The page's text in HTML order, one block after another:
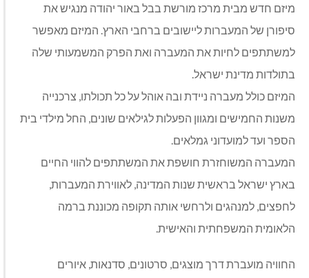
מיזם חדש מבית מרכז מורשת בבל באור יהודה מנגיש את
סיפורן של המעברות ליישובים ברחבי הארץ. המיזם מאפשר
למשתתפים לחיות את המעברה ואת הפרק המשמעותי שלה
בתולדות מדינת ישראל.
המיזם כולל מעברה ניידת ובה אוהל על כל תכולתו, צרכנייה
משנות החמישים ומגוון הפעלות לגילאים שונים, החל מילדי בית
הספר ועד למועדוני גמלאים.
המעברה המשוחזרת חושפת את המשתתפים להווי החיים
בארץ ישראל בראשית שנות המדינה, לאווירת המעברות,
לחפצים, למנהגים ולרחשי אותה תקופה מכוננת ברמה
הלאומית המשפחתית והאישית.
החוויה מועברת דרך מוצגים, סרטונים, סדנאות, איורים